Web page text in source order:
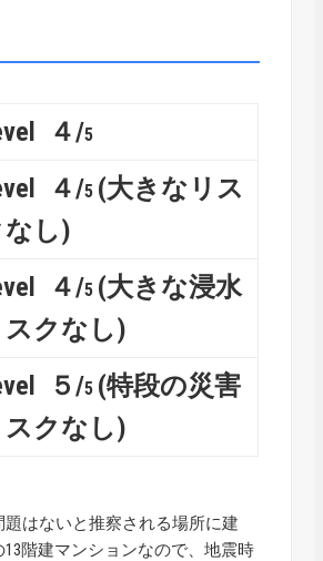
４/5
４/5 (大きなリス
なし)
４/5 (大きな浸水
スクなし)
５/5 (特段の災害
スクなし)
はないと推察される場所に建
階建マンションなので、地震時